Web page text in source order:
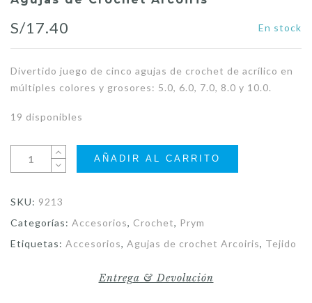
S/17.40 En stock
Divertido juego de cinco agujas de crochet de acrílico en
múltiples colores y grosores: 5.0, 6.0, 7.0, 8.0 y 10.0.
19 disponibles
AÑADIR AL CARRITO
SKU: 9213
Categorías: Accesorios, Crochet, Prym
Etiquetas: Accesorios, Agujas de crochet Arcoiris, Tejido
Entrega & Devolución